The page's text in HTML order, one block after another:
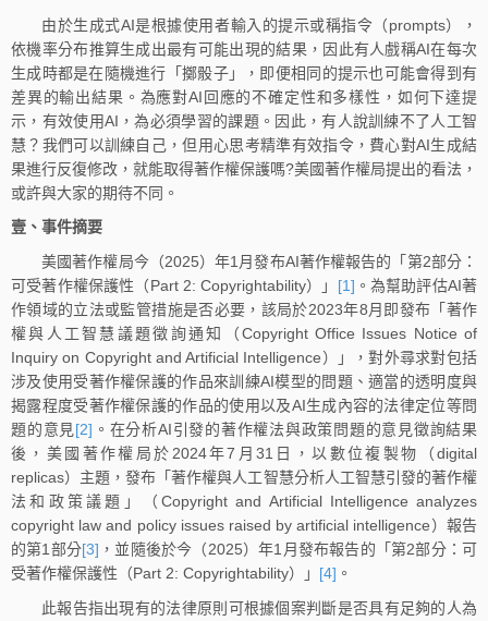
由於生成式AI是根據使用者輸入的提示或稱指令（prompts），
依機率分布推算生成出最有可能出現的結果，因此有人戲稱AI在每次
生成時都是在隨機進行「擲骰子」，即便相同的提示也可能會得到有
差異的輸出結果。為應對AI回應的不確定性和多樣性，如何下達提
示，有效使用AI，為必須學習的課題。因此，有人說訓練不了人工智
慧？我們可以訓練自己，但用心思考精準有效指令，費心對AI生成結
果進行反復修改，就能取得著作權保護嗎?美國著作權局提出的看法，
或許與大家的期待不同。
壹、事件摘要
美國著作權局今（2025）年1月發布AI著作權報告的「第2部分：
可受著作權保護性（Part 2: Copyrightability）」 [1] 。為幫助評估AI著
作領域的立法或監管措施是否必要，該局於2023年8月即發布「著作
權與人工智慧議題徵詢通知（Copyright Office Issues Notice of
Inquiry on Copyright and Artificial Intelligence）」，對外尋求對包括
涉及使用受著作權保護的作品來訓練AI模型的問題、適當的透明度與
揭露程度受著作權保護的作品的使用以及AI生成內容的法律定位等問
題的意見[2] 。在分析AI引發的著作權法與政策問題的意見徵詢結果
後，美國著作權局於2024年7月31日，以數位複製物（digital
replicas）主題，發布「著作權與人工智慧分析人工智慧引發的著作權
法和政策議題」（Copyright and Artificial Intelligence analyzes
copyright law and policy issues raised by artificial intelligence）報告
的第1部分[3] ，並隨後於今（2025）年1月發布報告的「第2部分：可
受著作權保護性（Part 2: Copyrightability）」 [4] 。
此報告指出現有的法律原則可根據個案判斷是否具有足夠的人為